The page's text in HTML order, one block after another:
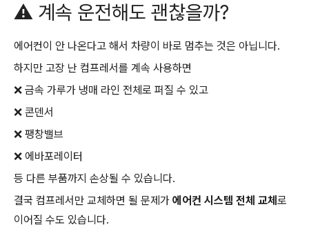
⚠️ 계속 운전해도 괜찮을까?
에어컨이 안 나온다고 해서 차량이 바로 멈추는 것은 아닙니다.
하지만 고장 난 컴프레서를 계속 사용하면
❌ 금속 가루가 냉매 라인 전체로 퍼질 수 있고
❌ 콘덴서
❌ 팽창밸브
❌ 에바포레이터
등 다른 부품까지 손상될 수 있습니다.
결국 컴프레서만 교체하면 될 문제가 에어컨 시스템 전체 교체 로
이어질 수도 있습니다.